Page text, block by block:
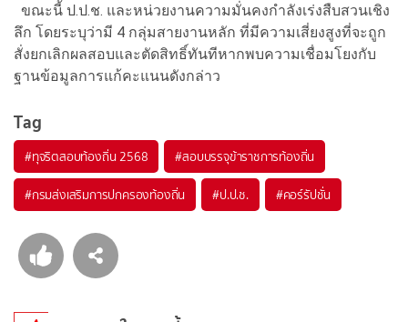
ขณะนี้ ป.ป.ช. และหน่วยงานความมั่นคงกำลังเร่งสืบสวนเชิง
ลึก โดยระบุว่ามี 4 กลุ่มสายงานหลัก ที่มีความเสี่ยงสูงที่จะถูก
สั่งยกเลิกผลสอบและตัดสิทธิ์ทันทีหากพบความเชื่อมโยงกับ
ฐานข้อมูลการแก้คะแนนดังกล่าว
Tag
#ทุจริตสอบท้องถิ่น 2568 #สอบบรรจุข้าราชการท้องถิ่น
#กรมส่งเสริมการปกครองท้องถิ่น #ป.ป.ช. #คอร์รัปชั่น